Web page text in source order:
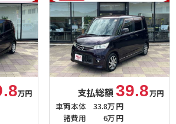
万円 支払総額39.8万円
車両本体
33.8万円
諸費用
6万円